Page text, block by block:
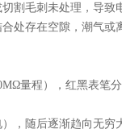
切割毛刺未处理，导致
处存在空隙，潮气或
量程），红黑表笔
，随后逐渐趋向无穷